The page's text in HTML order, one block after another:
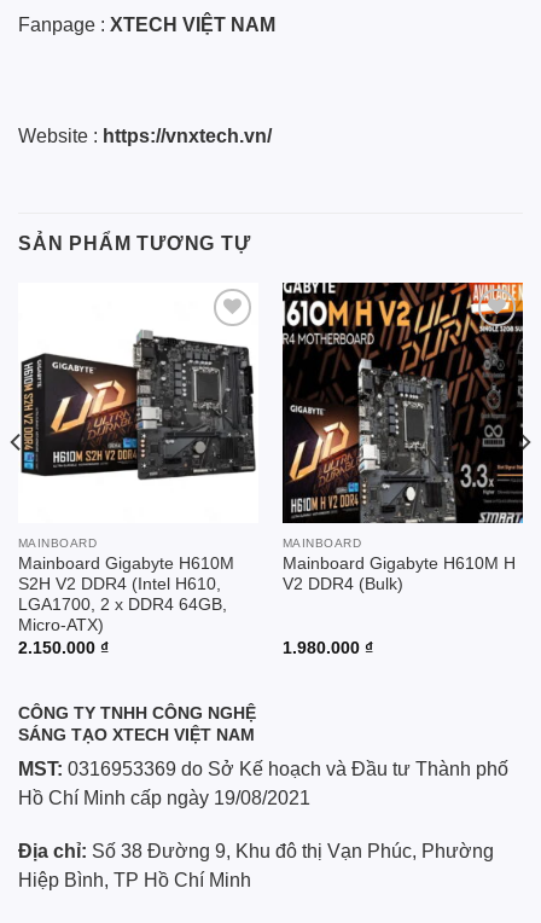
Fanpage : XTECH VIỆT NAM
Website : https://vnxtech.vn/
SẢN PHẨM TƯƠNG TỰ
Add to
wishlist
MAINBOARD
Mainboard Gigabyte H610M
S2H V2 DDR4 (Intel H610,
LGA1700, 2 x DDR4 64GB,
Micro-ATX)
2.150.000 ₫
Add to
wishlist
MAINBOARD
Mainboard Gigabyte H610M H
V2 DDR4 (Bulk)
1.980.000 ₫
CÔNG TY TNHH CÔNG NGHỆ
SÁNG TẠO XTECH VIỆT NAM
MST: 0316953369 do Sở Kế hoạch và Đầu tư Thành phố
Hồ Chí Minh cấp ngày 19/08/2021
Địa chỉ: Số 38 Đường 9, Khu đô thị Vạn Phúc, Phường
Hiệp Bình, TP Hồ Chí Minh